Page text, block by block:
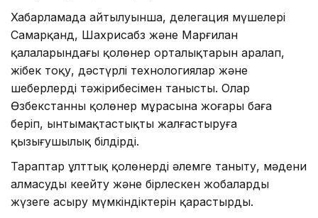
Хабарламада айтылуынша, делегация мүшелері
Самарқанд, Шахрисабз және Марғилан
қалаларындағы қолөнер орталықтарын аралап,
жібек тоқу, дәстүрлі технологиялар және
шеберлердің тәжірибесімен танысты. Олар
Өзбекстанның қолөнер мұрасына жоғары баға
беріп, ынтымақтастықты жалғастыруға
қызығушылық білдірді.
Тараптар ұлттық қолөнерді әлемге таныту, мәдени
алмасуды кеңейту және бірлескен жобаларды
жүзеге асыру мүмкіндіктерін қарастырды.